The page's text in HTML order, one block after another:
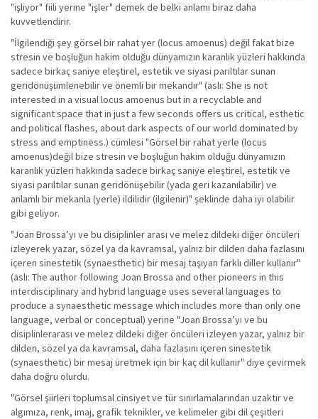
"işliyor" fiili yerine "işler" demek de belki anlamı biraz daha
kuvvetlendirir.
"İlgilendiği şey görsel bir rahat yer (locus amoenus) değil fakat bize
stresin ve boşluğun hakim olduğu dünyamızın karanlık yüzleri hakkında
sadece birkaç saniye eleştirel, estetik ve siyasi parıltılar sunan
geridönüşümlenebilir ve önemli bir mekandır" (aslı: She is not
interested in a visual locus amoenus but in a recyclable and
significant space that in just a few seconds offers us critical, esthetic
and political flashes, about dark aspects of our world dominated by
stress and emptiness.) cümlesi "Görsel bir rahat yerle (locus
amoenus)değil bize stresin ve boşluğun hakim olduğu dünyamızın
karanlık yüzleri hakkında sadece birkaç saniye eleştirel, estetik ve
siyasi parıltılar sunan geridönüşebilir (yada geri kazanılabilir) ve
anlamlı bir mekanla (yerle) ildilidir (ilgilenir)" şeklinde daha iyi olabilir
gibi geliyor.
"Joan Brossa’yı ve bu disiplinler arası ve melez dildeki diğer öncüleri
izleyerek yazar, sözel ya da kavramsal, yalnız bir dilden daha fazlasını
içeren sinestetik (synaesthetic) bir mesaj taşıyan farklı diller kullanır"
(aslı: The author following Joan Brossa and other pioneers in this
interdisciplinary and hybrid language uses several languages to
produce a synaesthetic message which includes more than only one
language, verbal or conceptual) yerine "Joan Brossa’yı ve bu
disiplinlerarası ve melez dildeki diğer öncüleri izleyen yazar, yalnız bir
dilden, sözel ya da kavramsal, daha fazlasını içeren sinestetik
(synaesthetic) bir mesaj üretmek için bir kaç dil kullanır" diye çevirmek
daha doğru olurdu.
"Görsel şiirleri toplumsal cinsiyet ve tür sınırlamalarından uzaktır ve
algımıza, renk, imaj, grafik teknikler, ve kelimeler gibi dil çeşitleri